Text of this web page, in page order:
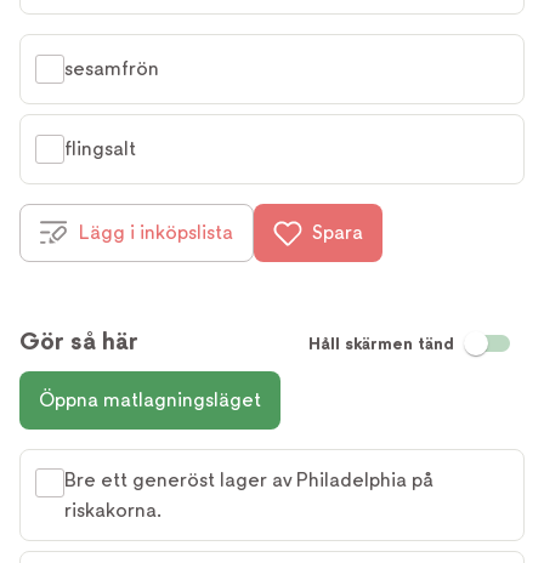
sesamfrön
flingsalt
Lägg i inköpslista Spara
Gör så här Håll skärmen tänd
Öppna matlagningsläget
Bre ett generöst lager av Philadelphia på
riskakorna.